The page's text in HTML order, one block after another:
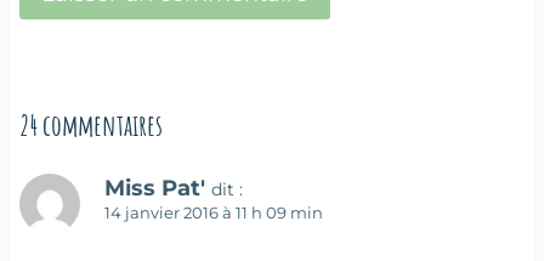
24 commentaires
Miss Pat' dit :
14 janvier 2016 à 11 h 09 min